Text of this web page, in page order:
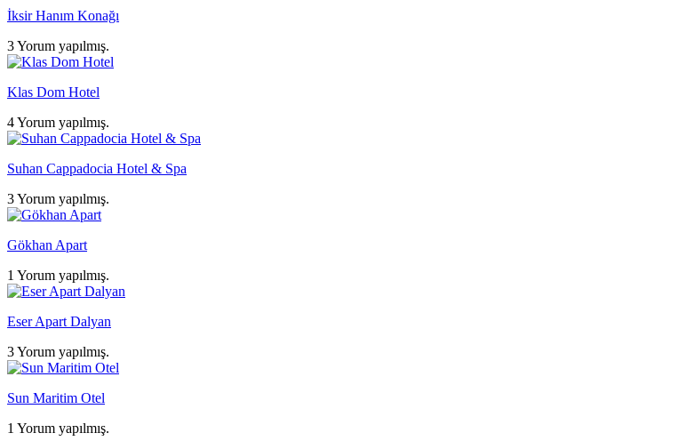
İksir Hanım Konağı
3 Yorum yapılmış.
Klas Dom Hotel
4 Yorum yapılmış.
Suhan Cappadocia Hotel & Spa
3 Yorum yapılmış.
Gökhan Apart
1 Yorum yapılmış.
Eser Apart Dalyan
3 Yorum yapılmış.
Sun Maritim Otel
1 Yorum yapılmış.